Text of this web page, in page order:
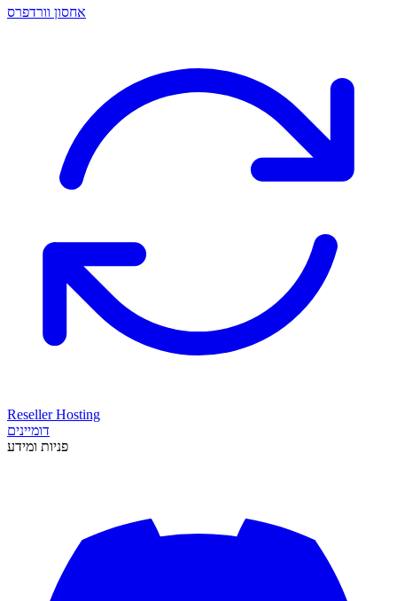
אחסון וורדפרס
Reseller Hosting
דומיינים
פניות ומידע